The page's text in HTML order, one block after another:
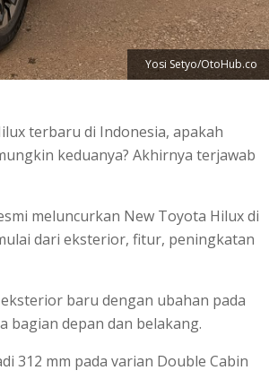
Yosi Setyo/OtoHub.co
terbaru di Indonesia, apakah
keduanya? Akhirnya terjawab
meluncurkan New Toyota Hilux di
dari eksterior, fitur, peningkatan
baru dengan ubahan pada
bagian depan dan belakang.
312 mm pada varian Double Cabin